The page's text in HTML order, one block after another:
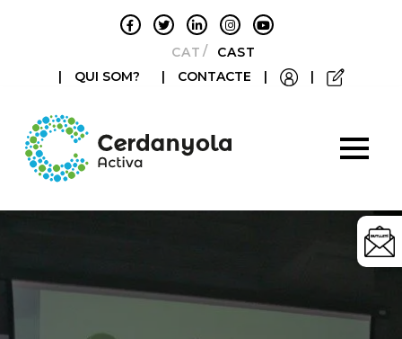
CATALÀCASTELLANO
|
QUI SOM? | CONTACTE | |